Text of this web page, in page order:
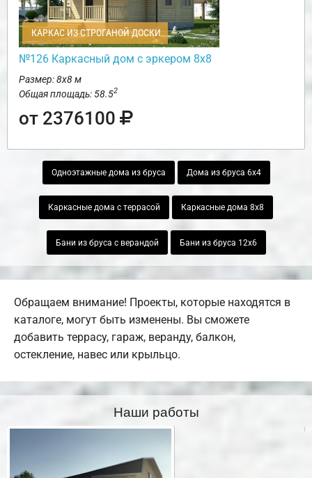
КАРКАС ИЗ СТРОГАНОЙ ДОСКИ
№126 Каркасный дом с эркером 8х8
Размер: 8х8 м
Общая площадь: 58.52
от 2376100
Одноэтажные дома из бруса Дома из бруса 6х4
Каркасные дома с террасой Каркасные дома 8х8
Бани из бруса с верандой Бани из бруса 12х6
Обращаем внимание! Проекты, которые находятся в
каталоге, могут быть изменены. Вы сможете
добавить террасу, гараж, веранду, балкон,
остекление, навес или крыльцо.
Наши работы